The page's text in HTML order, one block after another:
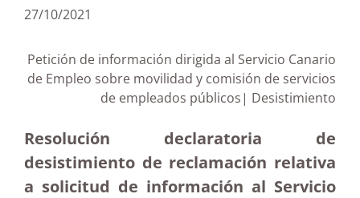
27/10/2021
Petición de información dirigida al Servicio Canario
de Empleo sobre movilidad y comisión de servicios
de empleados públicos| Desistimiento
Resolución declaratoria de
desistimiento de reclamación relativa
a solicitud de información al Servicio